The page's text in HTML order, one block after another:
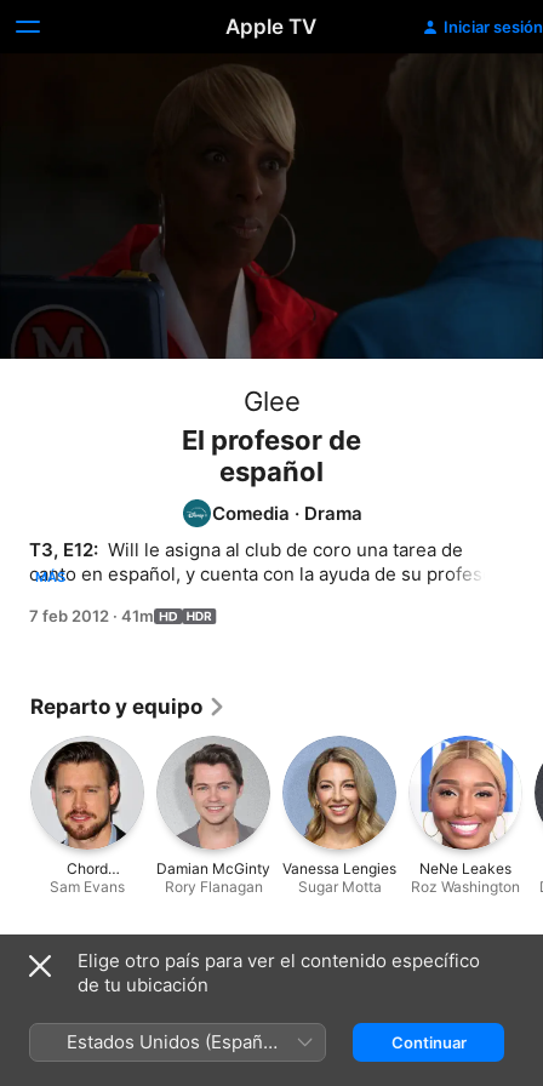
Apple TV Iniciar sesión
Glee
El profesor de
español
Comedia · Drama
T3, E12: Will le asigna al club de coro una tarea de
canto en español, y cuenta con la ayuda de su profesor
invitada Ricky Martin). Mientras tanto, Rachel le cuenta a
Las actuaciones musicales incluyen: "La cucaracha",
"Sexy And I Know It", "Don't Wanna Lose You",
"Bamboleo/'Hero' Medley", "La isla bonita" y "A Little
Less Conversation".
MÁS
7 feb 2012 · 41m
Reparto y equipo
Chord
Overstreet
Sam Evans
Damian McGinty
Rory Flanagan
Vanessa Lengies
Sugar Motta
NeNe Leakes
Roz Washington
Lanzamiento
Duración
41 min
Elige otro país para ver el contenido específico
de tu ubicación
Estados Unidos (Español
México)
Continuar